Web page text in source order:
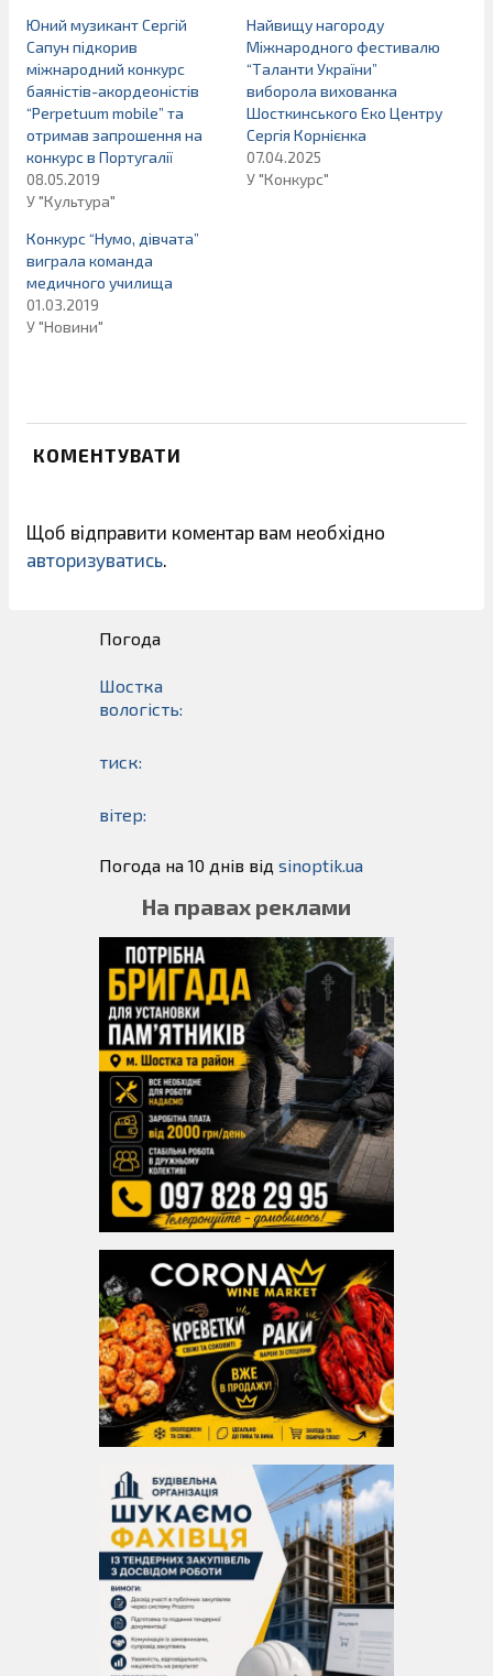
Юний музикант Сергій
Сапун підкорив
міжнародний конкурс
баяністів-акордеоністів
“Perpetuum mobile” та
отримав запрошення на
конкурс в Португалії
08.05.2019
У "Культура"
Найвищу нагороду
Міжнародного фестивалю
“Таланти України”
виборола вихованка
Шосткинського Еко Центру
Сергія Корнієнка
07.04.2025
У "Конкурс"
Конкурс “Нумо, дівчата”
виграла команда
медичного училища
01.03.2019
У "Новини"
КОМЕНТУВАТИ
Щоб відправити коментар вам необхідно
авторизуватись.
Погода
Шостка
вологість:
тиск:
вітер:
Погода на 10 днів від sinoptik.ua
На правах реклами